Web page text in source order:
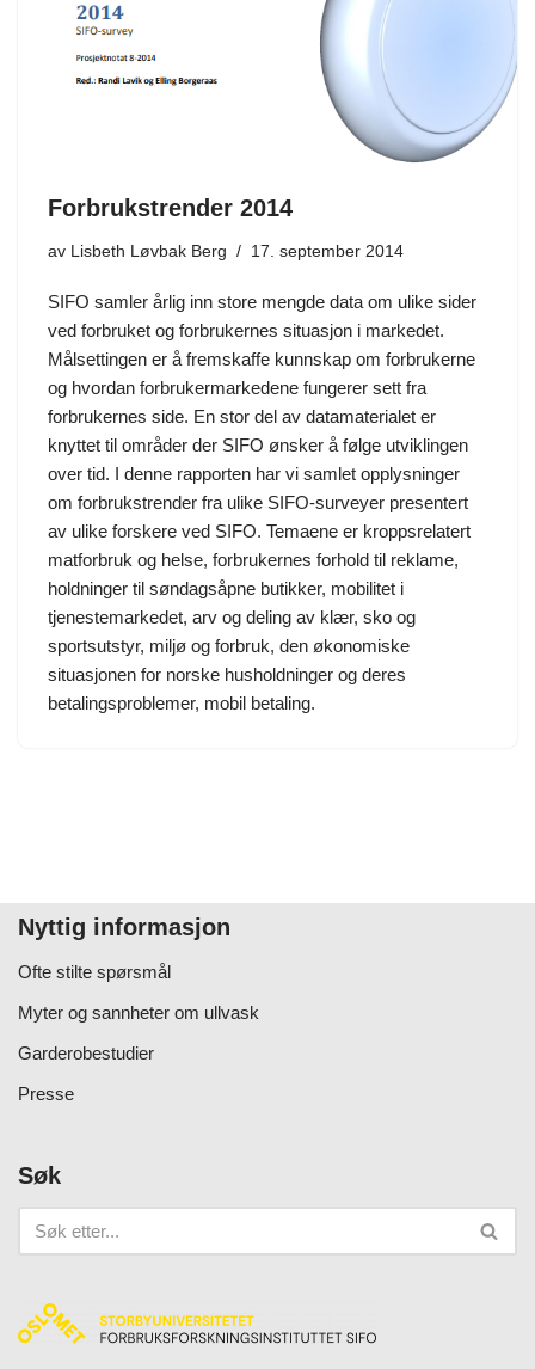
Forbrukstrender 2014
av Lisbeth Løvbak Berg 17. september 2014
SIFO samler årlig inn store mengde data om ulike sider
ved forbruket og forbrukernes situasjon i markedet.
Målsettingen er å fremskaffe kunnskap om forbrukerne
og hvordan forbrukermarkedene fungerer sett fra
forbrukernes side. En stor del av datamaterialet er
knyttet til områder der SIFO ønsker å følge utviklingen
over tid. I denne rapporten har vi samlet opplysninger
om forbrukstrender fra ulike SIFO-surveyer presentert
av ulike forskere ved SIFO. Temaene er kroppsrelatert
matforbruk og helse, forbrukernes forhold til reklame,
holdninger til søndagsåpne butikker, mobilitet i
tjenestemarkedet, arv og deling av klær, sko og
sportsutstyr, miljø og forbruk, den økonomiske
situasjonen for norske husholdninger og deres
betalingsproblemer, mobil betaling.
Nyttig informasjon
Ofte stilte spørsmål
Myter og sannheter om ullvask
Garderobestudier
Presse
Søk